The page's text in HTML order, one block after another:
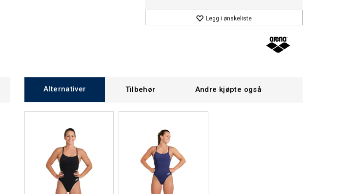
Legg i ønskeliste
Alternativer Tilbehør Andre kjøpte også